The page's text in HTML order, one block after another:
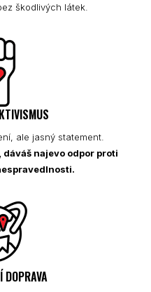
škodlivých látek.
ale jasný statement.
najevo odpor proti
DOPRAVA